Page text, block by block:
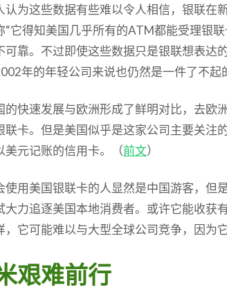
认为这些数据有些难以令人相信，银联在
“它得知美国几乎所有的ATM都能受理银
可靠。不过即使这些数据只是银联想表达
年的年轻公司来说也仍然是一件了不起
的快速发展与欧洲形成了鲜明对比，去欧
联卡。但是美国似乎是这家公司主要关注
美元记账的信用卡。（前文）
使用美国银联卡的人显然是中国游客，但
大力追逐美国本地消费者。或许它能收获
，它可能难以与大型全球公司竞争，因为
艰难前行